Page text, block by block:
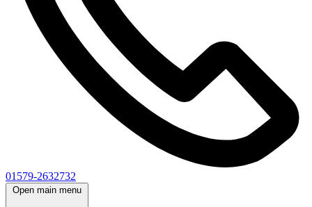
01579-2632732
Open main menu